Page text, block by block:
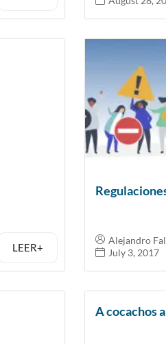
LEER+
Alejandro
July 3, 2017
A cocachos